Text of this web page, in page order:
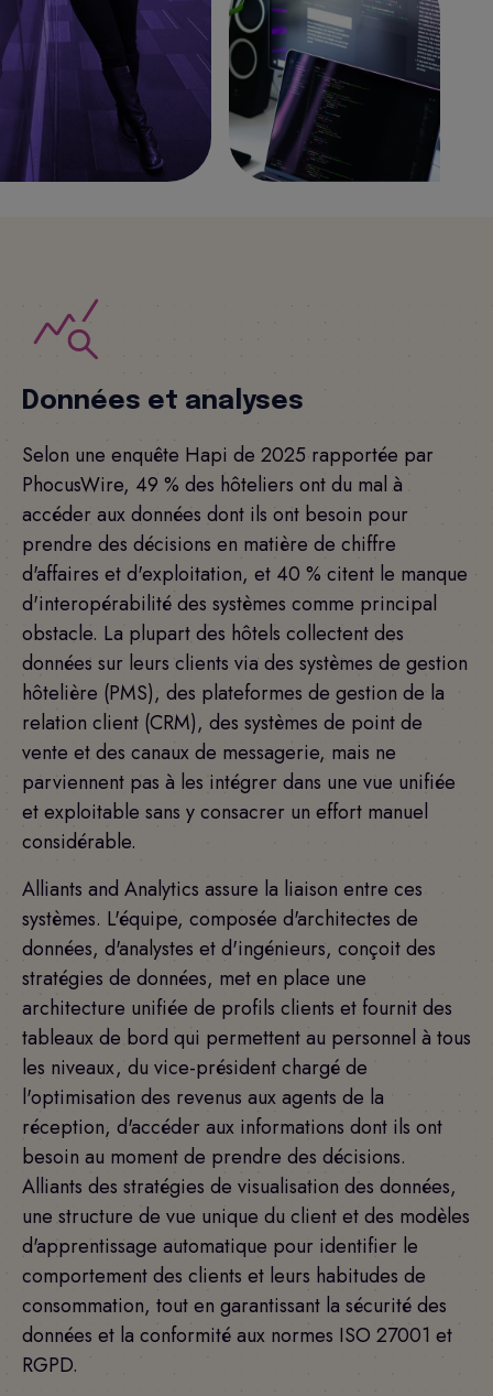
Données et analyses
Selon une enquête Hapi de 2025 rapportée par
PhocusWire, 49 % des hôteliers ont du mal à
accéder aux données dont ils ont besoin pour
prendre des décisions en matière de chiffre
d'affaires et d'exploitation, et 40 % citent le manque
d'interopérabilité des systèmes comme principal
obstacle. La plupart des hôtels collectent des
données sur leurs clients via des systèmes de gestion
hôtelière (PMS), des plateformes de gestion de la
relation client (CRM), des systèmes de point de
vente et des canaux de messagerie, mais ne
parviennent pas à les intégrer dans une vue unifiée
et exploitable sans y consacrer un effort manuel
considérable.
Alliants and Analytics assure la liaison entre ces
systèmes. L'équipe, composée d'architectes de
données, d'analystes et d'ingénieurs, conçoit des
stratégies de données, met en place une
architecture unifiée de profils clients et fournit des
tableaux de bord qui permettent au personnel à tous
les niveaux, du vice-président chargé de
l'optimisation des revenus aux agents de la
réception, d'accéder aux informations dont ils ont
besoin au moment de prendre des décisions.
Alliants des stratégies de visualisation des données,
une structure de vue unique du client et des modèles
d'apprentissage automatique pour identifier le
comportement des clients et leurs habitudes de
consommation, tout en garantissant la sécurité des
données et la conformité aux normes ISO 27001 et
RGPD.